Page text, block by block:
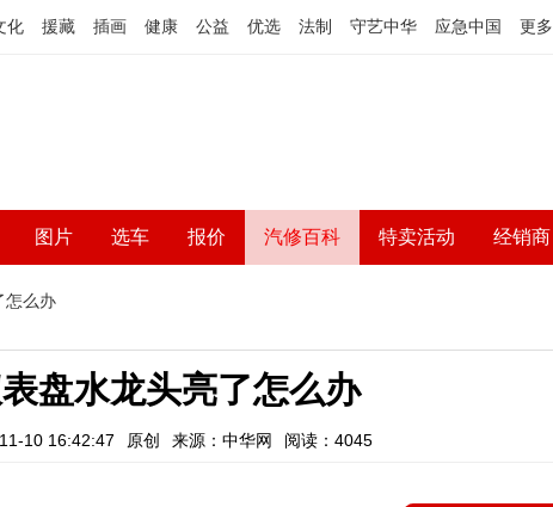
化 援藏 插画 健康 公益 优选 法制 守艺中华 应急中国 更多
图片 选车 报价 汽修百科 特卖活动 经销商
怎么办
盘水龙头亮了怎么办
10 16:42:47 原创 来源：中华网 阅读：4045